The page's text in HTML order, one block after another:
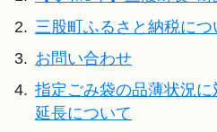
2. 三股町ふるさと納税につ
3. お問い合わせ
4. 指定ごみ袋の品薄状況
延長について